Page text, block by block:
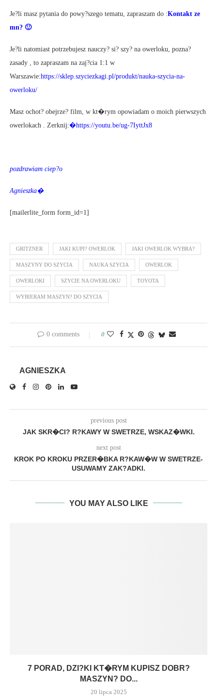
Je?li masz pytania do powy?szego tematu, zapraszam do :Kontakt ze
mn? 🙂
Je?li natomiast potrzebujesz nauczy? si? szy? na owerloku, pozna?
zasady , to zapraszam na zaj?cia 1:1 w
Warszawie:https://sklep.szyciezkagi.pl/produkt/nauka-szycia-na-
owerloku/
Masz ochot? obejrze? film, w kt�rym opowiadam o moich pierwszych
owerlokach . Zerknij:�https://youtu.be/ug-7IyttJx8
pozdrawiam ciep?o
Agnieszka�
[mailerlite_form form_id=1]
GRITZNER JAKI KUPI? OWERLOK JAKI OWERLOK WYBRA?
MASZYNY DO SZYCIA NAUKA SZYCIA OWERLOK
OWERLOKI SZYCIE NA OWERLOKU TOYOTA
WYBIERAM MASZYN? DO SZYCIA
0 comments 0
AGNIESZKA
previous post
JAK SKR�CI? R?KAWY W SWETRZE, WSKAZ�WKI.
next post
KROK PO KROKU PRZER�BKA R?KAW�W W SWETRZE-
USUWAMY ZAK?ADKI.
YOU MAY ALSO LIKE
7 PORAD, DZI?KI KT�RYM KUPISZ DOBR?
MASZYN? DO...
20 lipca 2025